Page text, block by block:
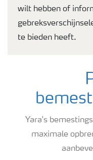
wilt hebben of
te bieden heeft.
Yara's
maximale